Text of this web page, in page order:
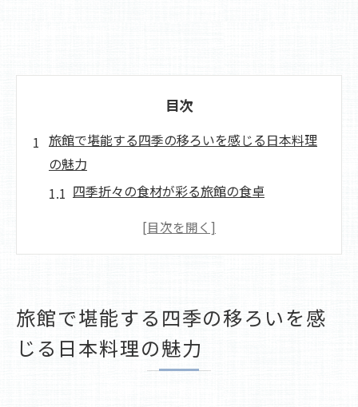
目次
旅館で堪能する四季の移ろいを感じる日本料理
の魅力
四季折々の食材が彩る旅館の食卓
旅館で味わう日本料理の季節の変化
旅館で体感する日本料理の季節感
旅館の特別な食事で味わう春の山菜と桜えびの
旅館で堪能する四季の移ろいを感
じる日本料理の魅力